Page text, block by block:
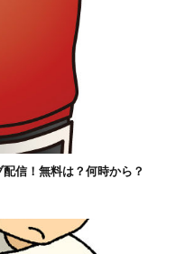
信！無料は？何時から？